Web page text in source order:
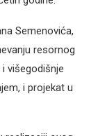
Semenovića,
resornog
višegodišnje
i projekat u